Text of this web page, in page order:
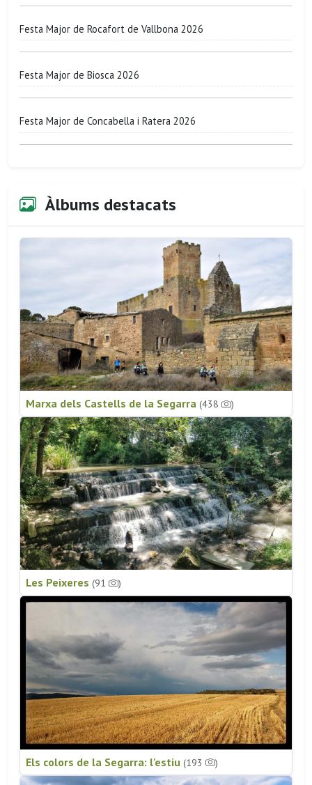
Festa Major de Rocafort de Vallbona 2026
Festa Major de Biosca 2026
Festa Major de Concabella i Ratera 2026
Àlbums destacats
Marxa dels Castells de la Segarra (438 )
Les Peixeres (91 )
Els colors de la Segarra: l'estiu (193 )